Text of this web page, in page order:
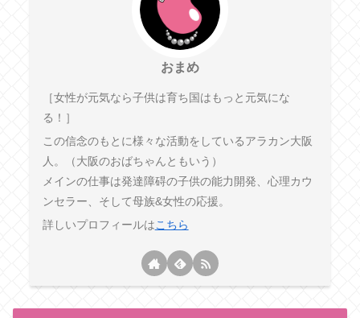
おまめ
［女性が元気なら子供は育ち国はもっと元気にな
る！］
この信念のもとに様々な活動をしているアラカン大阪
人。（大阪のおばちゃんともいう）
メインの仕事は発達障碍の子供の能力開発、心理カウ
ンセラー、そして母族&女性の応援。
詳しいプロフィールはこちら